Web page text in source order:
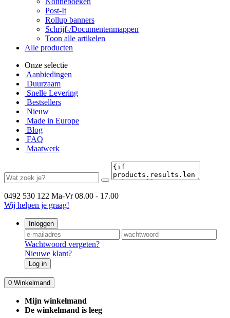
Post-It
Rollup banners
Schrijf-/Documentenmappen
Toon alle artikelen
Alle producten
Onze selectie
Aanbiedingen
Duurzaam
Snelle Levering
Bestsellers
Nieuw
Made in Europe
Blog
FAQ
Maatwerk
0492 530 122 Ma-Vr 08.00 - 17.00
Wij helpen je graag!
Inloggen
Wachtwoord vergeten?
Nieuwe klant?
Log in
0 Winkelmand
Mijn winkelmand
De winkelmand is leeg